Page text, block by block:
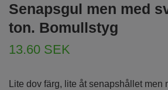
Senapsgul men med
ton. Bomullstyg
13.60 SEK
Lite dov färg, lite åt senapshållet men